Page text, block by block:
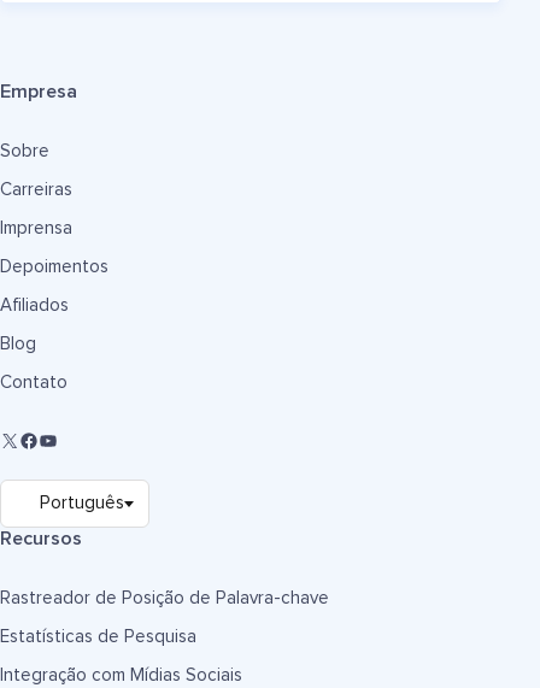
Empresa
Sobre
Carreiras
Imprensa
Depoimentos
Afiliados
Blog
Contato
Recursos
Rastreador de Posição de Palavra-chave
Estatísticas de Pesquisa
Integração com Mídias Sociais